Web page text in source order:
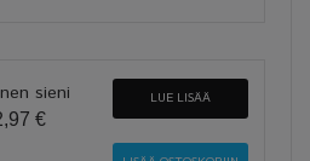
sieni
€
LUE LISÄÄ